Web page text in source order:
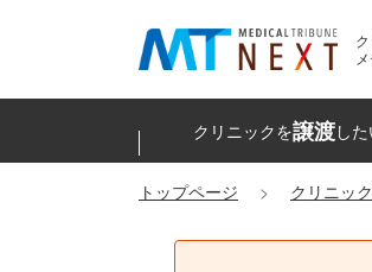
クリニックを譲渡し
トップページ クリニッ